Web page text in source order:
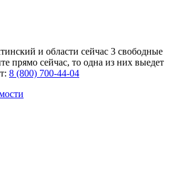
и области сейчас 3 свободные
прямо сейчас, то одна из них выедет
8 (800) 700-44-04